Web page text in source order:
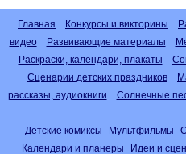
Главная Конкурсы и викторины
видео
Развивающие материалы
Раскраски, календари, плакаты
Сценарии детских праздников
рассказы, аудиокниги
Солнечные
Детские комиксы Мультфильмы
Календари и планеры
Идеи и